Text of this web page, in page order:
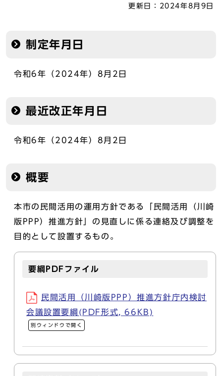
更新日：
2024年8月9日
制定年月日
令和6年（2024年）8月2日
最近改正年月日
令和6年（2024年）8月2日
概要
本市の民間活用の運用方針である「民間活用（川崎
版PPP）推進方針」の見直しに係る連絡及び調整を
目的として設置するもの。
要綱PDFファイル
民間活用（川崎版PPP）推進方針庁内検討
会議設置要綱(PDF形式, 66KB)
別ウィンドウで開く